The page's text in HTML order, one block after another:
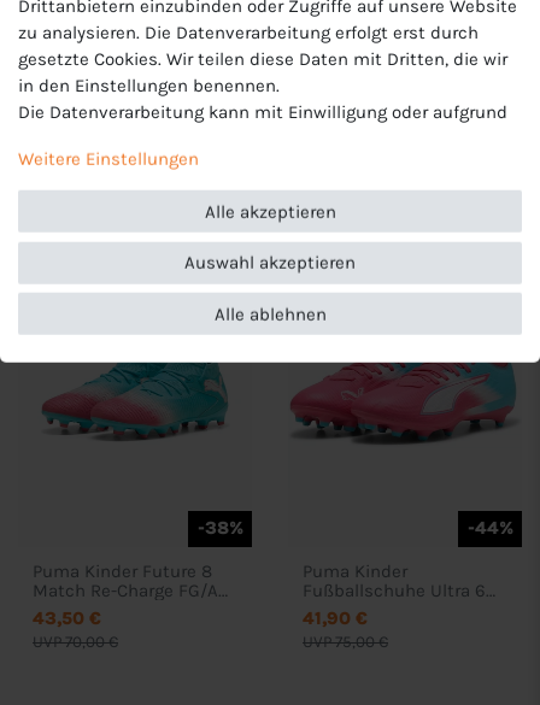
-40%
Puma Kinder Ultra 6 Play
MG Jr. Fußballschuhe -
108540
27,00 €
-47%
Fussballschuhe - 108837
31,90 €
-38%
Puma Kinder Future 8
Match Re-Charge FG/AG
Jr. Fussballschuhe -
108762
UVP 70,00 €
43,50 €
-44%
Puma Kinder
Fußballschuhe Ultra 6
Match RECG FG/AG Jr -
108767
UVP 75,00 €
41,90 €
Drittanbietern einzubinden oder Zugriffe auf unsere Website
zu analysieren. Die Datenverarbeitung erfolgt erst durch
gesetzte Cookies. Wir teilen diese Daten mit Dritten, die wir
in den Einstellungen benennen.
Die Datenverarbeitung kann mit Einwilligung oder aufgrund
kann erteilt oder abgelehnt werden. Es besteht das Recht,
nicht einzuwilligen und die Einwilligung zu einem späteren
Zeitpunkt zu ändern oder zu widerrufen. Beachten Sie unser
Impressumund weitere Hinweise zur Verwendung
personenbezogener Daten in unsererDaten­schutz­erklärung
Weitere Einstellungen
Alle akzeptieren
Alle ablehnen
Auswahl akzeptieren